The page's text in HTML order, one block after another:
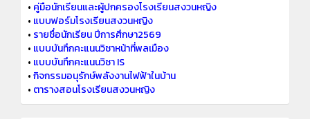
• คู่มือนักเรียนและผู้ปกครองโรงเรียนสงวนหญิง
• แบบฟอร์มโรงเรียนสงวนหญิง
• รายชื่อนักเรียน ปีการศึกษา2569
• แบบบันทึกคะแนนวิชาหน้าที่พลเมือง
• แบบบันทึกคะแนนวิชา IS
•กิจกรรมอนุรักษ์พลังงานไฟฟ้าในบ้าน
• ตารางสอนโรงเรียนสงวนหญิง